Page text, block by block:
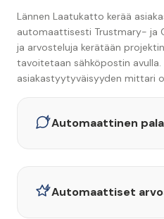
Lännen Laatukatto kerää
automaattisesti Trustmary- ja
ja arvosteluja kerätään
tavoitetaan sähköpostin avulla.
asiakastyytyväisyyden mittari
Automaattinen
Automaattiset